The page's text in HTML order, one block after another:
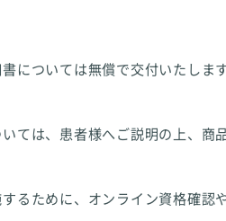
については無償で交付いたします
ては、患者様へご説明の上、商
るために、オンライン資格確認